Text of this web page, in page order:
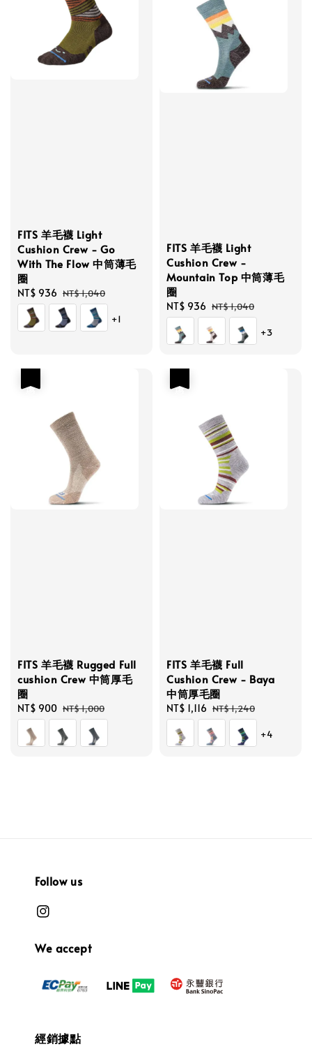
FITS 羊毛襪 Light
Cushion Crew - Go
With The Flow 中筒薄毛
圈
Sale
price
NT$ 936 Regular
price
NT$ 1,040
+1
FITS 羊毛襪 Light
Cushion Crew -
Mountain Top 中筒薄毛
圈
Sale
price
NT$ 936 Regular
price
NT$ 1,040
+3
FITS 羊毛襪 Rugged Full
cushion Crew 中筒厚毛
圈
Sale
price
NT$ 900 Regular
price
NT$ 1,000
FITS 羊毛襪 Full
Cushion Crew - Baya
中筒厚毛圈
Sale
price
NT$ 1,116 Regular
price
NT$ 1,240
+4
Follow us
We accept
經銷據點